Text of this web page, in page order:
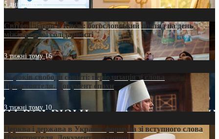
5 днів тому9
Світові лідери в Києві: богословський погляд на день
міжнародної солідарності
3 тижні тому16
35 років свободи совісті: періодизація зі слова
Предстоятеля. Документ епохи
3 тижні тому 10
Церква і держава в Україні: формула зі вступного слова